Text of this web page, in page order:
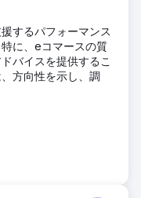
するパフォーマンス
に、eコマースの質
バイスを提供するこ
方向性を示し、調